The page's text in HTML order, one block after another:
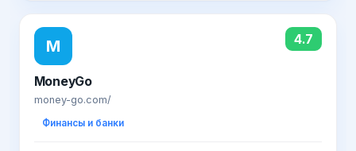
M 4.7
MoneyGo
money-go.com/
Финансы и банки